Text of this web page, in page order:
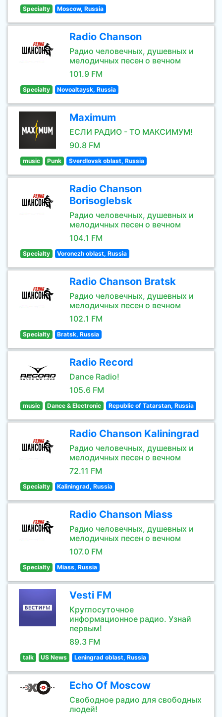
Specialty Moscow, Russia
Radio Chanson
Радио человечных, душевных и
мелодичных песен о вечном
101.9 FM
Specialty Novoaltaysk, Russia
Maximum
ЕСЛИ РАДИО - ТО МАКСИМУМ!
90.8 FM
music Punk Sverdlovsk oblast, Russia
Radio Chanson
Borisoglebsk
Радио человечных, душевных и
мелодичных песен о вечном
104.1 FM
Specialty Voronezh oblast, Russia
Radio Chanson Bratsk
Радио человечных, душевных и
мелодичных песен о вечном
102.1 FM
Specialty Bratsk, Russia
Radio Record
Dance Radio!
105.6 FM
music Dance & Electronic Republic of Tatarstan, Russia
Radio Chanson Kaliningrad
Радио человечных, душевных и
мелодичных песен о вечном
72.11 FM
Specialty Kaliningrad, Russia
Radio Chanson Miass
Радио человечных, душевных и
мелодичных песен о вечном
107.0 FM
Specialty Miass, Russia
Vesti FM
Круглосуточное
информационное радио. Узнай
первым!
89.3 FM
talk US News Leningrad oblast, Russia
Echo Of Moscow
Свободное радио для свободных
людей!